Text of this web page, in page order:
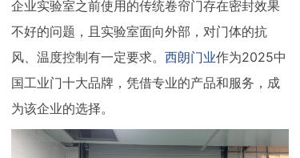
企业实验室之前使用的传统卷帘门存在密封效果
不好的问题，且实验室面向外部，对门体的抗
风、温度控制有一定要求。 西朗门业作为2025中
国工业门十大品牌，凭借专业的产品和服务，成
为该企业的选择。